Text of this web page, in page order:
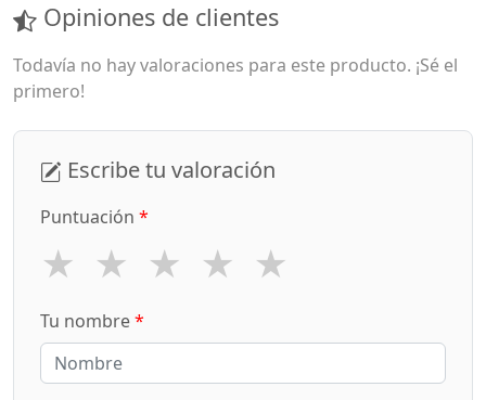
Opiniones de clientes
Todavía no hay valoraciones para este producto. ¡Sé el
primero!
Escribe tu valoración
Puntuación *
★ ★ ★ ★ ★
Tu nombre*